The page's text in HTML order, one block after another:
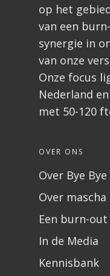
op het
van een
synergie in
van onze
Onze focus
Nederland
met 50-120
OVER ONS
Over Bye
Over mascha
Een burn-
In de Media
Kennisbank